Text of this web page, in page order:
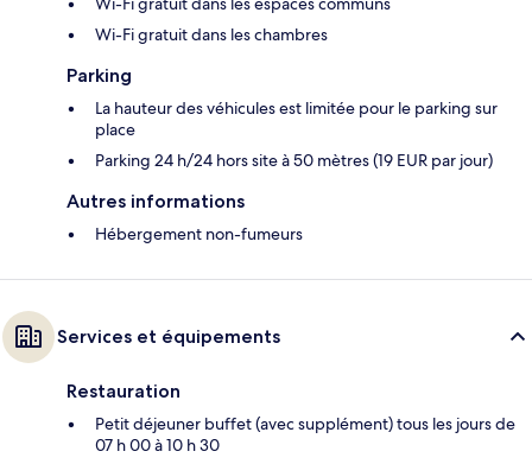
Wi-Fi gratuit dans les chambres
Parking
La hauteur des véhicules est limitée pour le parking sur
place
Parking 24 h/24 hors site à 50 mètres (19 EUR par jour)
Autres informations
Hébergement non-fumeurs
Services et équipements
Restauration
Petit déjeuner buffet (avec supplément) tous les jours de
07 h 00 à 10 h 30